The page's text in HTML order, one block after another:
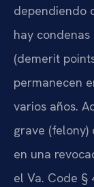
dependiendo
hay
(demerit
permanecen
varios años.
grave
en una
el Va. Code §